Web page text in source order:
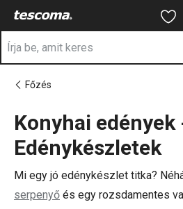
Ugrás a fő
Ugrás a
Ugrás a
Főzés
Konyhai edények
Edénykészletek
Mi egy jó edénykészlet titka?
serpenyő és egy rozsdamentes